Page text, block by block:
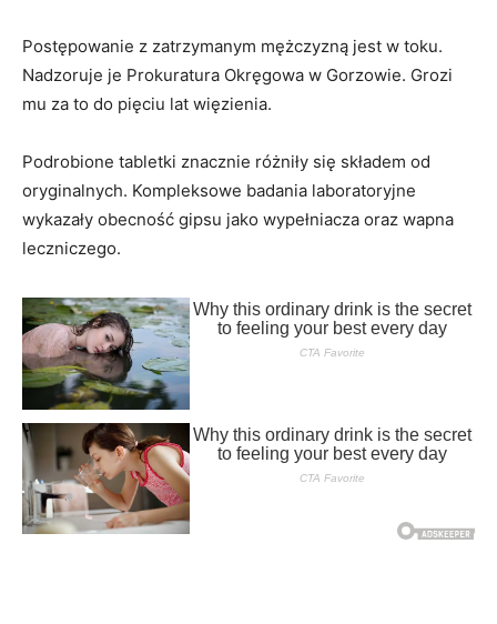
Postępowanie z zatrzymanym mężczyzną jest w toku.
Nadzoruje je Prokuratura Okręgowa w Gorzowie. Grozi
mu za to do pięciu lat więzienia.
Podrobione tabletki znacznie różniły się składem od
oryginalnych. Kompleksowe badania laboratoryjne
wykazały obecność gipsu jako wypełniacza oraz wapna
leczniczego.